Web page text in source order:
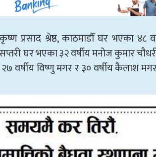
कृष्ण प्रसाद श्रेष्ठ, काठमाडौँ घर भएका
घर भएका ३२ वर्षीय मनोज कुमार
वर्षीय विष्णु मगर र ३० वर्षीय कैलाश